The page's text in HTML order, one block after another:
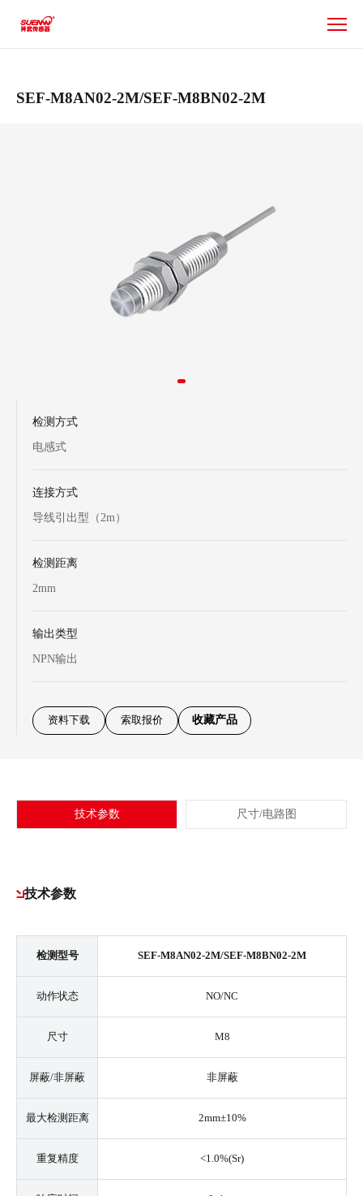
列
SEF-M8AN02-2M/SEF-M8BN02-2M
检测方式
电感式
连接方式
导线引出型（2m）
检测距离
2mm
输出类型
NPN输出
资料下载 索取报价 收藏产品
技术参数 尺寸/电路图
技术参数
检测型号 SEF-M8AN02-2M/SEF-M8BN02-2M
动作状态 NO/NC
尺寸 M8
屏蔽/非屏蔽 非屏蔽
最大检测距离 2mm±10%
重复精度 <1.0%(Sr)